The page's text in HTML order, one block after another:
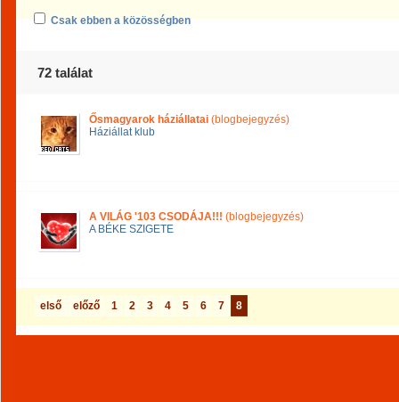
Csak ebben a közösségben
72 találat
Ősmagyarok háziállatai (blogbejegyzés)
Háziállat klub
A VILÁG '103 CSODÁJA!!! (blogbejegyzés)
A BÉKE SZIGETE
első előző 1 2 3 4 5 6 7 8